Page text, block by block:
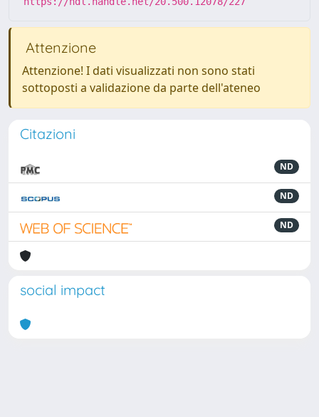
Attenzione
Attenzione! I dati visualizzati non sono stati
sottoposti a validazione da parte dell'ateneo
Citazioni
ND
ND
ND
social impact